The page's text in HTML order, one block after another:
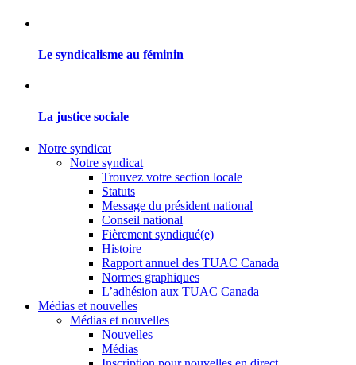
Le syndicalisme au féminin
La justice sociale
Notre syndicat
Notre syndicat
Trouvez votre section locale
Statuts
Message du président national
Conseil national
Fièrement syndiqué(e)
Histoire
Rapport annuel des TUAC Canada
Normes graphiques
L’adhésion aux TUAC Canada
Médias et nouvelles
Médias et nouvelles
Nouvelles
Médias